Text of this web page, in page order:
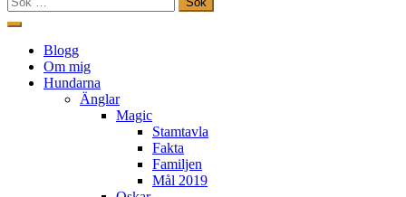
efter:
Hoppa
innehåll
Freestylehundar.se
Blogg
Om mig
Hundarna
Änglar
Magic
Stamtavla
Fakta
Familjen
Mål 2019